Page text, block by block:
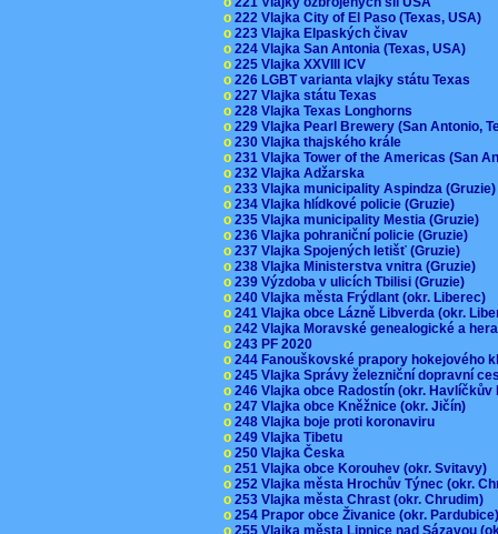
o 222 Vlajka City of El Paso (Texas, USA)
o 223 Vlajka Elpaských čivav
o 224 Vlajka San Antonia (Texas, USA)
o 225 Vlajka XXVIII ICV
o 226 LGBT varianta vlajky státu Texas
o 227 Vlajka státu Texas
o 228 Vlajka Texas Longhorns
o 229 Vlajka Pearl Brewery (San Antonio,
o 230 Vlajka thajského krále
o 231 Vlajka Tower of the Americas (San
o 232 Vlajka Adžarska
o 233 Vlajka municipality Aspindza
o 234 Vlajka hlídkové policie (Gruzie)
o 235 Vlajka municipality Mestia (Gruzie)
o 236 Vlajka pohraniční policie (Gruzie)
o 237 Vlajka Spojených letišť (Gruzie)
o 238 Vlajka Ministerstva vnitra (Gruzie)
o 239 Výzdoba v ulicích Tbilisi (Gruzie)
o 240 Vlajka města Frýdlant (okr. Liberec)
o 241 Vlajka obce Lázně Libverda (okr.
o 242 Vlajka Moravské genealogické a
o 243 PF 2020
o 244 Fanouškovské prapory hokejového
o 245 Vlajka Správy železniční dopravní
o 246 Vlajka obce Radostín (okr.
o 247 Vlajka obce Kněžnice (okr. Jičín)
o 248 Vlajka boje proti koronaviru
o 249 Vlajka Tibetu
o 250 Vlajka Česka
o 251 Vlajka obce Korouhev (okr. Svitavy)
o 252 Vlajka města Hrochův Týnec (okr.
o 253 Vlajka města Chrast (okr. Chrudim)
o 254 Prapor obce Živanice (okr.
o 255 Vlajka města Lipnice nad Sázavou